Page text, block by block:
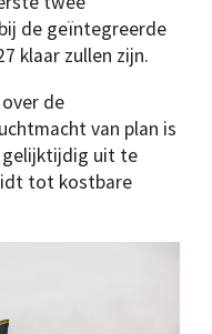
de geïntegreerde
klaar zullen zijn.
de
van plan is
gelijktijdig uit te
tot kostbare